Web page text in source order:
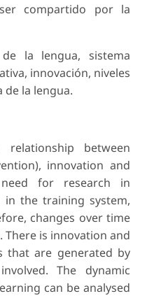
compartido por la
la lengua, sistema
innovación, niveles
de la lengua.
between
innovation and
for research in
in the training system,
changes over time
is innovation and
that are generated by
The dynamic
can be analysed